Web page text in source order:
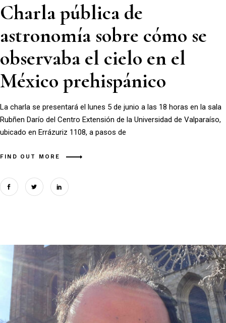
Charla pública de
astronomía sobre cómo se
observaba el cielo en el
México prehispánico
La charla se presentará el lunes 5 de junio a las 18 horas en la sala
Rubñen Darío del Centro Extensión de la Universidad de Valparaíso,
ubicado en Errázuriz 1108, a pasos de
FIND OUT MORE